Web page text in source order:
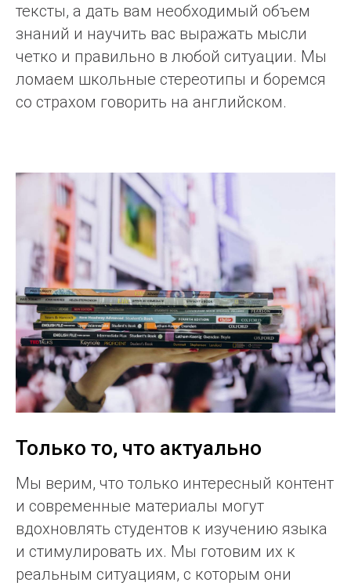
тексты, а дать вам необходимый объем
знаний и научить вас выражать мысли
четко и правильно в любой ситуации. Мы
ломаем школьные стереотипы и боремся
со страхом говорить на английском.
Только то, что актуально
Мы верим, что только интересный контент
и современные материалы могут
вдохновлять студентов к изучению языка
и стимулировать их. Мы готовим их к
реальным ситуациям, с которым они